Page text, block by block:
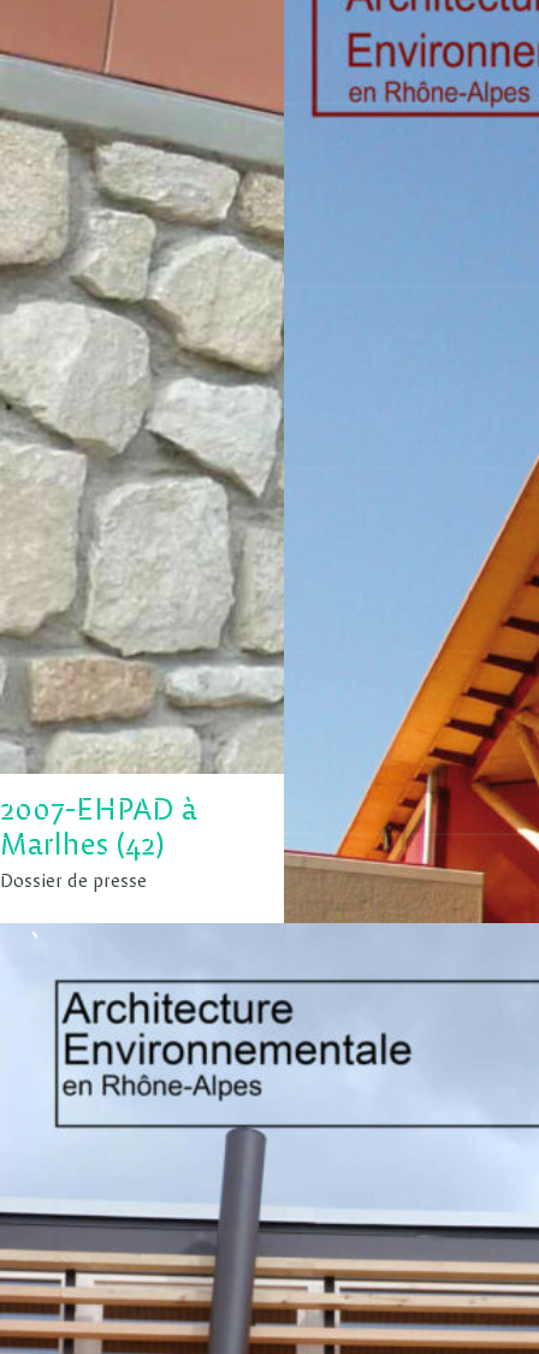
2007-EHPAD à
Marlhes (42)
Dossier de presse
2006-Collège à St
Martin en Haut
(69)